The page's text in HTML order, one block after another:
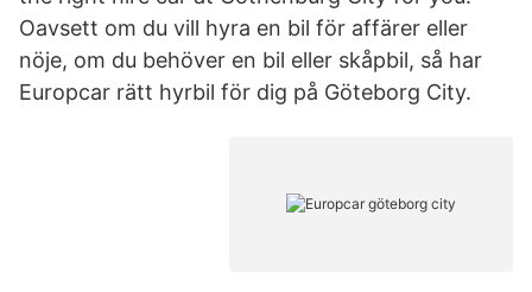
Oavsett om du vill hyra en bil för affärer eller
nöje, om du behöver en bil eller skåpbil, så har
Europcar rätt hyrbil för dig på Göteborg City.